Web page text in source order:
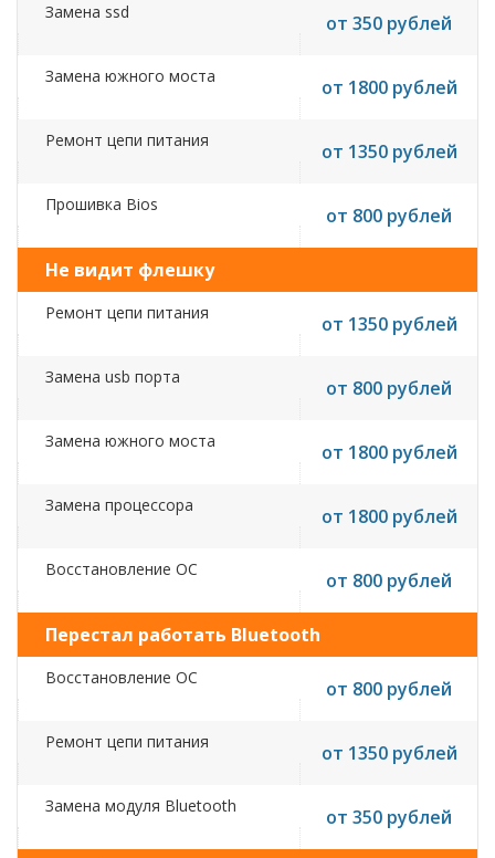
Замена ssd от 350 рублей
Замена южного моста от 1800 рублей
Ремонт цепи питания от 1350 рублей
Прошивка Bios от 800 рублей
Не видит флешку
Ремонт цепи питания от 1350 рублей
Замена usb порта от 800 рублей
Замена южного моста от 1800 рублей
Замена процессора от 1800 рублей
Восстановление ОС от 800 рублей
Перестал работать Bluetooth
Восстановление ОС от 800 рублей
Ремонт цепи питания от 1350 рублей
Замена модуля Bluetooth от 350 рублей